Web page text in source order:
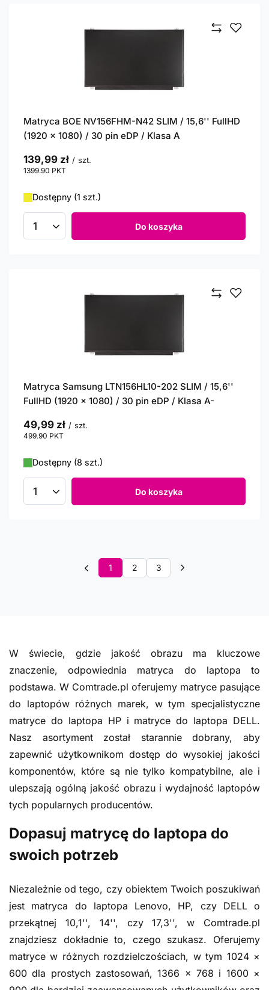
Matryca BOE NV156FHM-N42 SLIM / 15,6'' FullHD
(1920 x 1080) / 30 pin eDP / Klasa A
139,99 zł / szt.
1399.90 PKT
Dostępny (1 szt.)
Ilość produktów Do koszyka
Matryca Samsung LTN156HL10-202 SLIM / 15,6''
FullHD (1920 x 1080) / 30 pin eDP / Klasa A-
49,99 zł / szt.
499.90 PKT
Dostępny (8 szt.)
Ilość produktów Do koszyka
1 2 3
W świecie, gdzie jakość obrazu ma kluczowe
znaczenie, odpowiednia matryca do laptopa to
podstawa. W Comtrade.pl oferujemy matryce pasujące
do laptopów różnych marek, w tym specjalistyczne
matryce do laptopa HP i matryce do laptopa DELL.
Nasz asortyment został starannie dobrany, aby
zapewnić użytkownikom dostęp do wysokiej jakości
komponentów, które są nie tylko kompatybilne, ale i
ulepszają ogólną jakość obrazu i wydajność laptopów
tych popularnych producentów.
Dopasuj matrycę do laptopa do
swoich potrzeb
Niezależnie od tego, czy obiektem Twoich poszukiwań
jest matryca do laptopa Lenovo, HP, czy DELL o
przekątnej 10,1'', 14'', czy 17,3'', w Comtrade.pl
znajdziesz dokładnie to, czego szukasz. Oferujemy
matryce w różnych rozdzielczościach, w tym 1024 ×
600 dla prostych zastosowań, 1366 × 768 i 1600 ×